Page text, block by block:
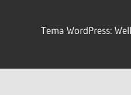
Tema WordPress: